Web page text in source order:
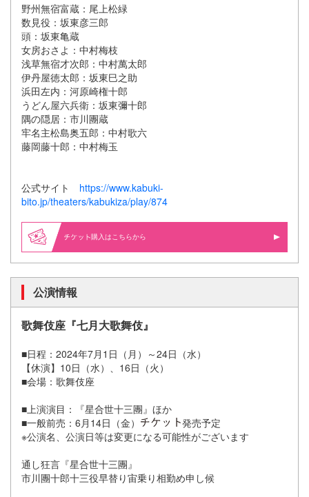
野州無宿富蔵：尾上松緑
数見役：坂東彦三郎
頭：坂東亀蔵
女房おさよ：中村梅枝
浅草無宿才次郎：中村萬太郎
伊丹屋徳太郎：坂東巳之助
浜田左内：河原崎権十郎
うどん屋六兵衛：坂東彌十郎
隅の隠居：市川團蔵
牢名主松島奥五郎：中村歌六
藤岡藤十郎：中村梅玉
公式サイト https://www.kabuki-
bito.jp/theaters/kabukiza/play/874
購入はこちらから
公演情報
歌舞伎座『七月大歌舞伎』
■日程：2024年7月1日（月）～24日（水）
【休演】10日（水）、16日（火）
■会場：歌舞伎座
■上演演目：『星合世十三團』ほか
■一般前売：6月14日（金）
発売予定
※公演名、公演日等は変更になる可能性がございます
通し狂言『星合世十三團』
市川團十郎十三役早替り宙乗り相勤め申し候